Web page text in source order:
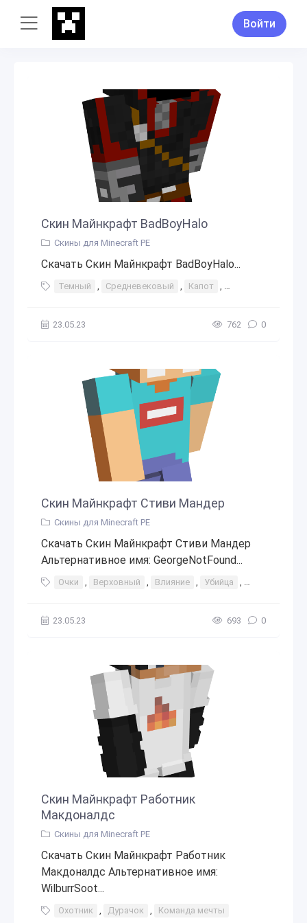
Войти
Скин Майнкрафт BadBoyHalo
Скины для Minecraft PE
Скачать Скин Майнкрафт BadBoyHalo...
Темный , Средневековый , Капот , Лысый
23.05.23 762 0
Скин Майнкрафт Стиви Мандер
Скины для Minecraft PE
Скачать Скин Майнкрафт Стиви Мандер
Альтернативное имя: GeorgeNotFound...
Очки , Верховный , Влияние , Убийца , Охотник
23.05.23 693 0
Скин Майнкрафт Работник
Макдоналдс
Скины для Minecraft PE
Скачать Скин Майнкрафт Работник
Макдоналдс Альтернативное имя:
WilburrSoot...
Охотник , Дурачок , Команда мечты